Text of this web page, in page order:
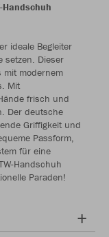
ideale Begleiter
setzen. Dieser
mit modernem
Mit
frisch und
Der deutsche
Griffigkeit und
Passform,
für eine
Handschuh
Paraden!